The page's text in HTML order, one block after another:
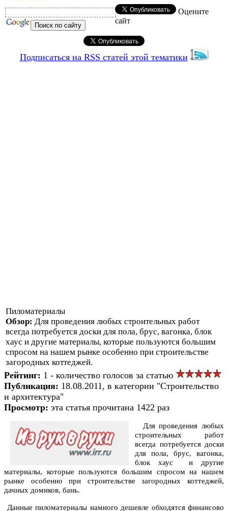
Оцените
сайт
Подписаться на RSS статей этой тематики
Пиломатериалы
Обзор: Для проведения любых строительных работ
всегда потребуется доски для пола, брус, вагонка, блок
хаус и другие материалы, которые пользуются большим
спросом на нашем рынке особенно при строительстве
загородных коттеджей.
Рейтинг: 1 - количество голосов за статью
Публикация: 18.08.2011, в категории "Строительство
и архитектура"
Просмотр: эта статья прочитана 1422 раз
Для проведения любых
строительных работ
всегда потребуется доски
для пола, брус, вагонка,
блок хаус и другие
материалы, которые пользуются большим спросом на нашем
рынке особенно при строительстве загородных коттеджей,
дачных домиков, бань.
Данные пиломатериалы намного дешевле обходятся финансово